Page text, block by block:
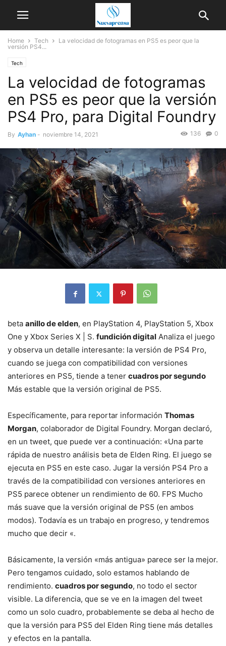
Home Tech
La velocidad de fotogramas en PS5 es peor que la
versión PS4...
Tech
La velocidad de fotogramas
en PS5 es peor que la versión
PS4 Pro, para Digital Foundry
By Ayhan - noviembre 14, 2021 0
136
beta anillo de elden, en PlayStation 4, PlayStation 5, Xbox
One y Xbox Series X | S. fundición digital Analiza el juego
y observa un detalle interesante: la versión de PS4 Pro,
cuando se juega con compatibilidad con versiones
anteriores en PS5, tiende a tener cuadros por segundo
Más estable que la versión original de PS5.
Específicamente, para reportar información Thomas
Morgan, colaborador de Digital Foundry. Morgan declaró,
en un tweet, que puede ver a continuación: «Una parte
rápida de nuestro análisis beta de Elden Ring. El juego se
ejecuta en PS5 en este caso. Jugar la versión PS4 Pro a
través de la compatibilidad con versiones anteriores en
PS5 parece obtener un rendimiento de 60. FPS Mucho
más suave que la versión original de PS5 (en ambos
modos). Todavía es un trabajo en progreso, y tendremos
mucho que decir «.
Básicamente, la versión «más antigua» parece ser la mejor.
Pero tengamos cuidado, solo estamos hablando de
rendimiento. cuadros por segundo, no todo el sector
visible. La diferencia, que se ve en la imagen del tweet
como un solo cuadro, probablemente se deba al hecho de
que la versión para PS5 del Elden Ring tiene más detalles
y efectos en la pantalla.